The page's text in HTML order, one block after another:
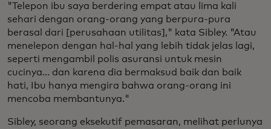
"Telepon ibu saya berdering empat atau lima kali
sehari dengan orang-orang yang berpura-pura
berasal dari [perusahaan utilitas]," kata Sibley. "Atau
menelepon dengan hal-hal yang lebih tidak jelas lagi,
seperti mengambil polis asuransi untuk mesin
cucinya... dan karena dia bermaksud baik dan baik
hati, Ibu hanya mengira bahwa orang-orang ini
mencoba membantunya."
Sibley, seorang eksekutif pemasaran, melihat perlunya